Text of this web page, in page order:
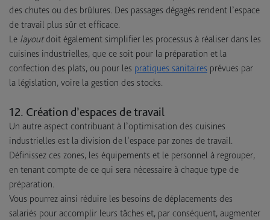
des chutes ou des brûlures. Des passages dégagés rendent l’espace
de travail plus sûr et efficace.
Le layoutdoit également simplifier les processus à réaliser dans les
cuisines industrielles, que ce soit pour la préparation et la
confection des plats, ou pour les pratiques sanitaires prévues par
la législation, voire la gestion des stocks.
12. Création d’espaces de travail
Un autre aspect contribuant à l’optimisation des cuisines
industrielles est la division de l’espace par zones de travail.
Définissez ces zones, les équipements et le personnel à regrouper,
en tenant compte de ce qui sera nécessaire à chaque type de
préparation.
Vous pourrez ainsi réduire les besoins de déplacements des
salariés pour accomplir leurs tâches et, par conséquent, augmenter